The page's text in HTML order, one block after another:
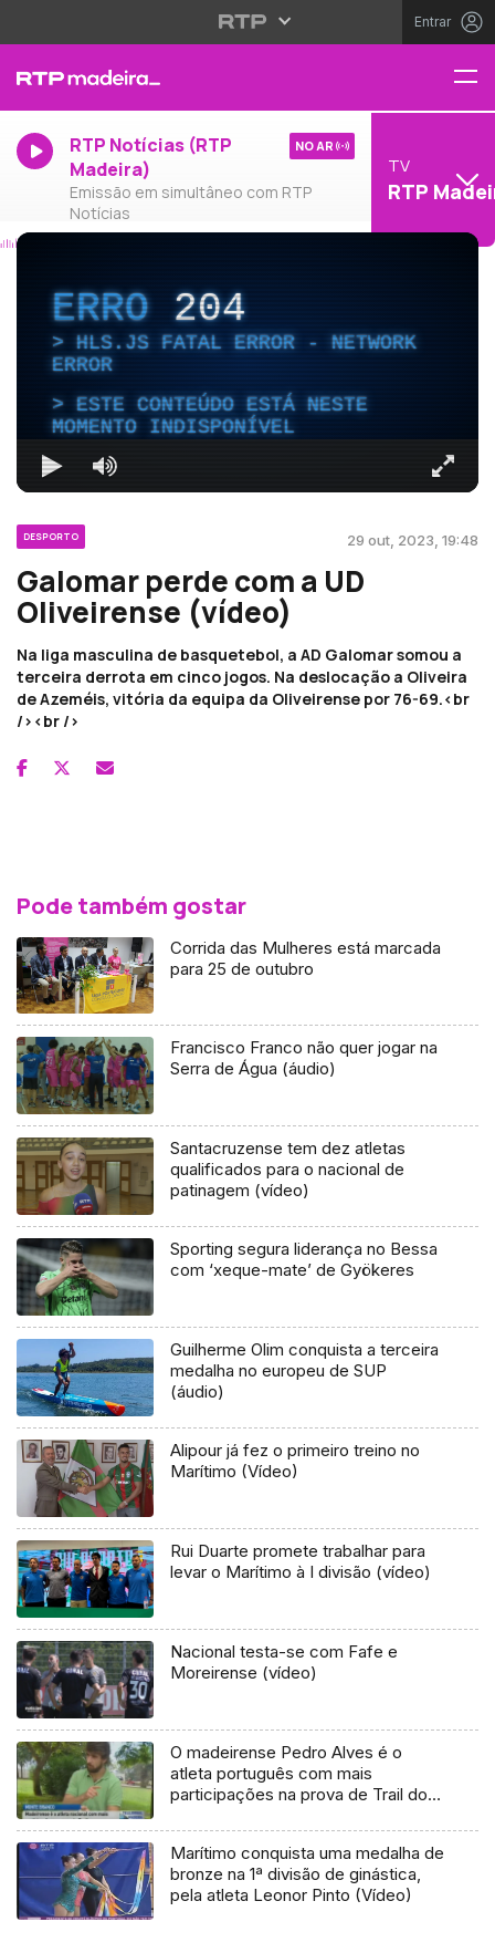
Entrar
RTP Notícias (RTP
Madeira)
Emissão em simultâneo com RTP
Notícias
NO AR
TV
RTP
ERRO204
HLS.JS FATAL ERROR - NETWORK
ERROR
ESTE CONTEÚDO ESTÁ NESTE
MOMENTO INDISPONÍVEL
DESPORTO 29 out, 2023, 19:48
Galomar perde com a UD
Oliveirense (vídeo)
Na liga masculina de basquetebol, a AD Galomar somou a
terceira derrota em cinco jogos. Na deslocação a Oliveira
de Azeméis, vitória da equipa da Oliveirense por 76-69.<br
/><br />
Pode também gostar
Corrida das Mulheres está marcada
para 25 de outubro
Francisco Franco não quer jogar na
Serra de Água (áudio)
Santacruzense tem dez atletas
qualificados para o nacional de
patinagem (vídeo)
Sporting segura liderança no Bessa
com ‘xeque-mate’ de Gyökeres
Guilherme Olim conquista a terceira
medalha no europeu de SUP
(áudio)
Alipour já fez o primeiro treino no
Marítimo (Vídeo)
Rui Duarte promete trabalhar para
levar o Marítimo à I divisão (vídeo)
Nacional testa-se com Fafe e
Moreirense (vídeo)
O madeirense Pedro Alves é o
atleta português com mais
participações na prova de Trail do
Marítimo conquista uma medalha de
bronze na 1ª divisão de ginástica,
pela atleta Leonor Pinto (Vídeo)